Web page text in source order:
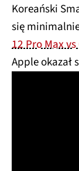
Koreański
się
12 Pro Max
Apple okazał